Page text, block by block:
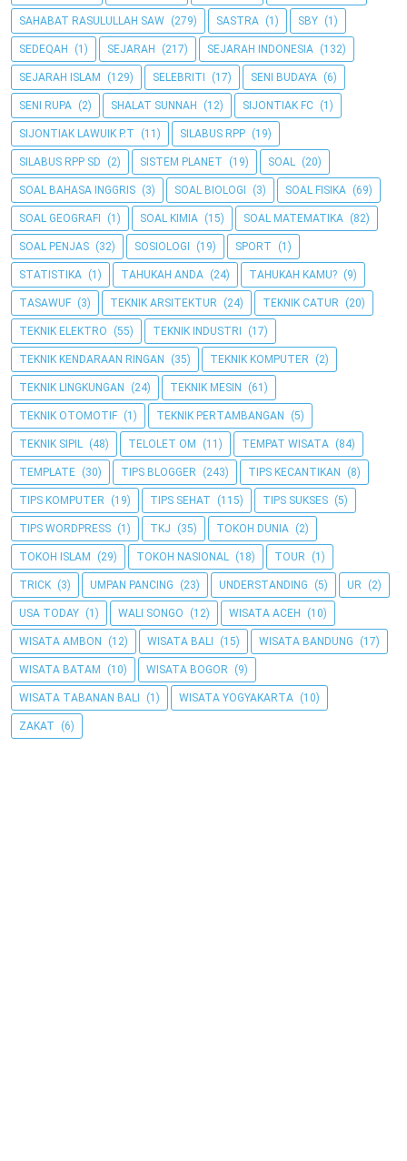
SAHABAT RASULULLAH SAW (279) SASTRA (1) SBY (1)
SEDEQAH (1) SEJARAH (217) SEJARAH INDONESIA (132)
SEJARAH ISLAM (129) SELEBRITI (17) SENI BUDAYA (6)
SENI RUPA (2) SHALAT SUNNAH (12) SIJONTIAK FC (1)
SIJONTIAK LAWUIK P.T (11) SILABUS RPP (19)
SILABUS RPP SD (2) SISTEM PLANET (19) SOAL (20)
SOAL BAHASA INGGRIS (3) SOAL BIOLOGI (3) SOAL FISIKA (69)
SOAL GEOGRAFI (1) SOAL KIMIA (15) SOAL MATEMATIKA (82)
SOAL PENJAS (32) SOSIOLOGI (19) SPORT (1)
STATISTIKA (1) TAHUKAH ANDA (24) TAHUKAH KAMU? (9)
TASAWUF (3) TEKNIK ARSITEKTUR (24) TEKNIK CATUR (20)
TEKNIK ELEKTRO (55) TEKNIK INDUSTRI (17)
TEKNIK KENDARAAN RINGAN (35) TEKNIK KOMPUTER (2)
TEKNIK LINGKUNGAN (24) TEKNIK MESIN (61)
TEKNIK OTOMOTIF (1) TEKNIK PERTAMBANGAN (5)
TEKNIK SIPIL (48) TELOLET OM (11) TEMPAT WISATA (84)
TEMPLATE (30) TIPS BLOGGER (243) TIPS KECANTIKAN (8)
TIPS KOMPUTER (19) TIPS SEHAT (115) TIPS SUKSES (5)
TIPS WORDPRESS (1) TKJ (35) TOKOH DUNIA (2)
TOKOH ISLAM (29) TOKOH NASIONAL (18) TOUR (1)
TRICK (3) UMPAN PANCING (23) UNDERSTANDING (5) UR (2)
USA TODAY (1) WALI SONGO (12) WISATA ACEH (10)
WISATA AMBON (12) WISATA BALI (15) WISATA BANDUNG (17)
WISATA BATAM (10) WISATA BOGOR (9)
WISATA TABANAN BALI (1) WISATA YOGYAKARTA (10)
ZAKAT (6)